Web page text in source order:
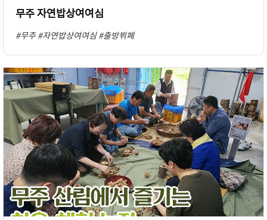
무주 자연밥상여여심
#무주 #자연밥상여여심 #출방뷔폐